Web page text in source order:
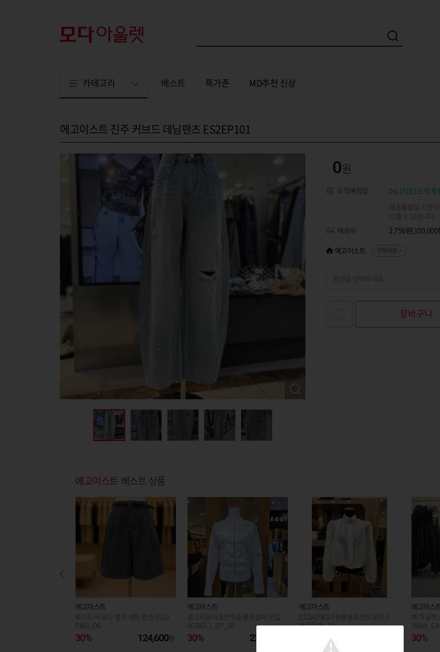
카테고리 베스트 특가존 MD추천 신상
에고이스트 진주 커브드 데님팬츠 ES2EP101
0
도착예정일
08/15(토) 도착 확
배송출발일 기준
다를 수 있습니다
배송비
2,750원(100,000
에고이스트 판매자샵
찾고싶은 옵션명을 입력해 주세요
장바구니
에고이스트 베스트 상품
에고이스트
와이드 버뮤다 벨트 세트 팬츠 ES2J
P601_DG
30% 124,600
에고이스트
걸고리장식포인트링클숏점퍼/ES2
WZ863-1_BP_BP
30% 229,600
에고이스트
ES2WZ963셔링볼륨포인트밑단스
트링점퍼_DJ
에고이스
백 아일렛
360MI_CA
30%